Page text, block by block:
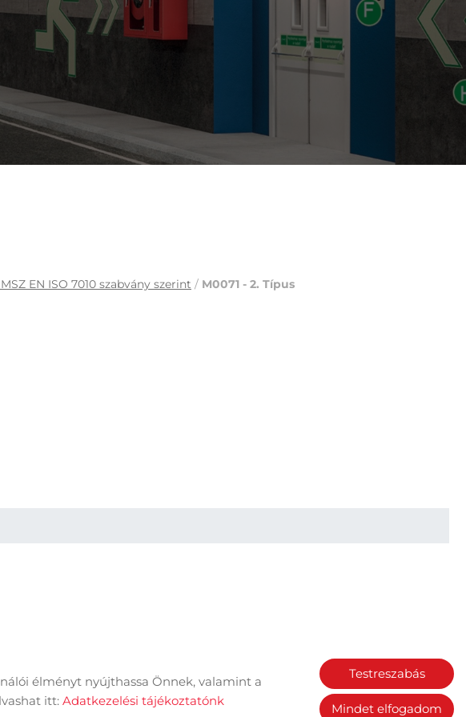
EN ISO 7010 szabvány szerint / M0071 - 2. Típus
Impresszum
Sütik kezelése
Mindet elfogadom
Testreszabás
élményt nyújthassa Önnek, valamint a
itt: Adatkezelési tájékoztatónk